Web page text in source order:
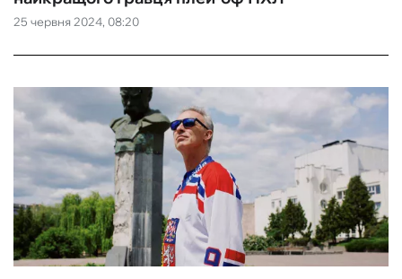
25 червня 2024, 08:20